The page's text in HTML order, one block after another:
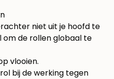
niet uit je hoofd te
de rollen globaal te
vlooien.
bij de werking tegen